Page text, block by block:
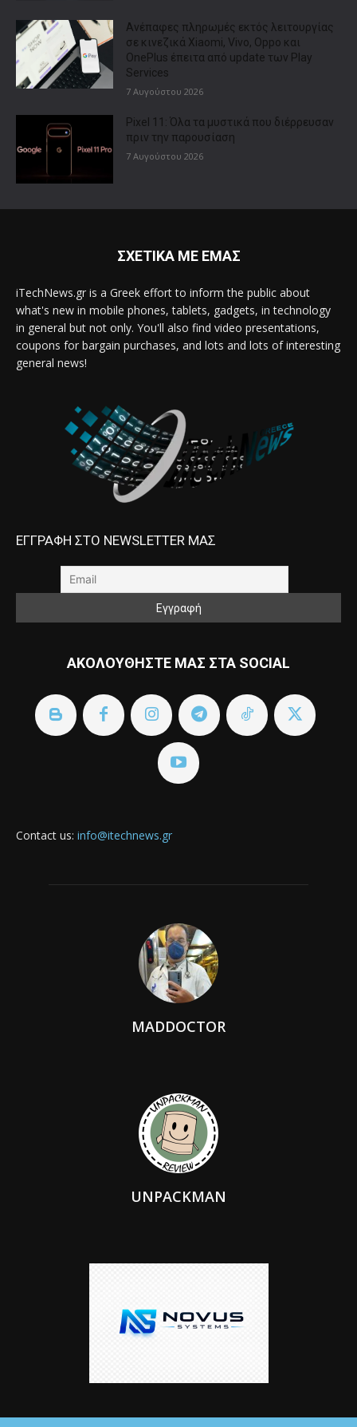
Ανέπαφες πληρωμές εκτός λειτουργίας
σε κινεζικά Xiaomi, Vivo, Oppo και
OnePlus έπειτα από update των Play
Services
7 Αυγούστου 2026
Pixel 11: Όλα τα μυστικά που διέρρευσαν
πριν την παρουσίαση
7 Αυγούστου 2026
ΣΧΕΤΙΚΑ ΜΕ ΕΜΑΣ
iTechNews.gr is a Greek effort to inform the public about
what's new in mobile phones, tablets, gadgets, in technology
in general but not only. You'll also find video presentations,
coupons for bargain purchases, and lots and lots of interesting
general news!
ΕΓΓΡΑΦΗ ΣΤΟ NEWSLETTER ΜΑΣ
ΑΚΟΛΟΥΘΗΣΤΕ ΜΑΣ ΣΤΑ SOCIAL
Contact us: info@itechnews.gr
MADDOCTOR
UNPACKMAN